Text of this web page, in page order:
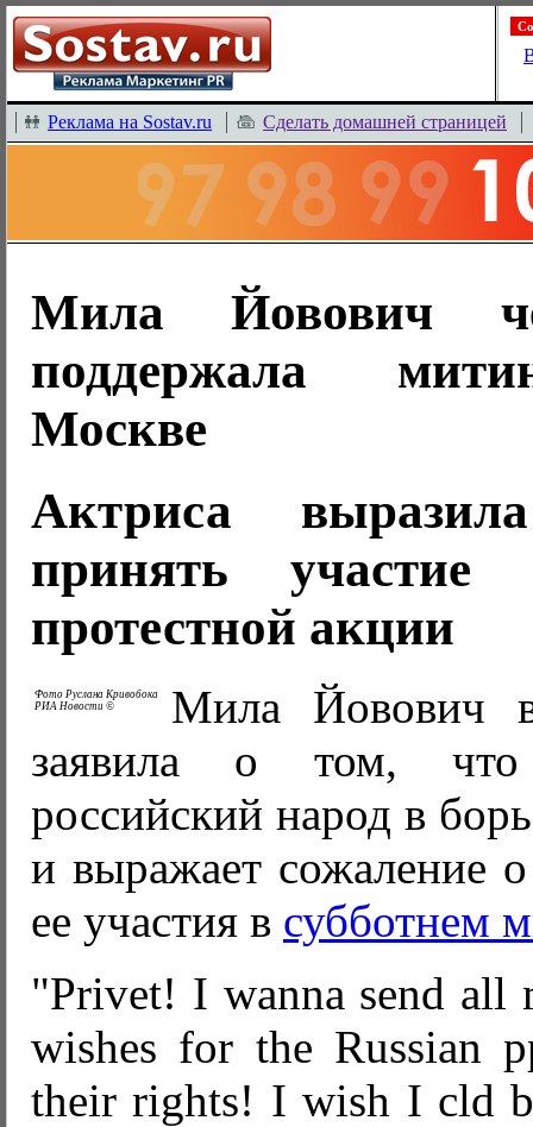
Реклама на Sostav.ru Сделать домашней страницей
Мила Йовович
поддержала
Москве
Актриса
принять участие
протестной акции
Фото Руслана Кривобока
РИА Новости ©
Мила
заявила о том, что
российский народ в
и выражает сожаление
ее участия в субботнем
"Privet! I wanna send all
wishes for the Russian
their rights! I wish I cld